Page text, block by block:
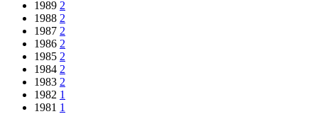
1989 2
1988 2
1987 2
1986 2
1985 2
1984 2
1983 2
1982 1
1981 1